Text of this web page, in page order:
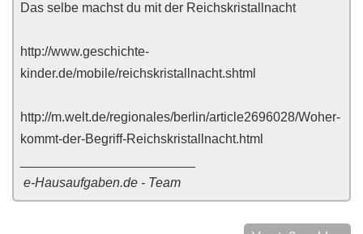
Das selbe machst du mit der Reichskristallnacht
http://www.geschichte-
kinder.de/mobile/reichskristallnacht.shtml
http://m.welt.de/regionales/berlin/article2696028/Woher-
kommt-der-Begriff-Reichskristallnacht.html
e-Hausaufgaben.de - Team